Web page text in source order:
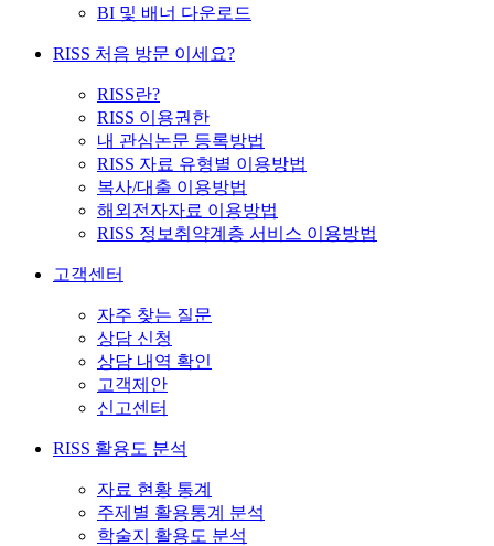
BI 및 배너 다운로드
RISS 처음 방문 이세요?
RISS란?
RISS 이용권한
내 관심논문 등록방법
RISS 자료 유형별 이용방법
복사/대출 이용방법
해외전자자료 이용방법
RISS 정보취약계층 서비스 이용방법
고객센터
자주 찾는 질문
상담 신청
상담 내역 확인
고객제안
신고센터
RISS 활용도 분석
자료 현황 통계
주제별 활용통계 분석
학술지 활용도 분석